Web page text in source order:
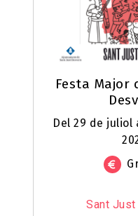
Festa Major
Del 29 de juliol
Sant Just